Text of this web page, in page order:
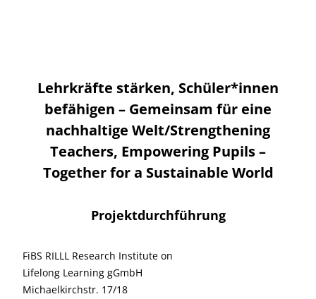
Lehrkräfte stärken, Schüler*innen
befähigen – Gemeinsam für eine
nachhaltige Welt/Strengthening
Teachers, Empowering Pupils –
Together for a Sustainable World
Projektdurchführung
FiBS RILLL Research Institute on
Lifelong Learning gGmbH
Michaelkirchstr. 17/18